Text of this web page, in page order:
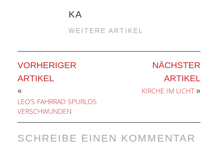
KA
WEITERE ARTIKEL
VORHERIGER
ARTIKEL
«
LEO’S FAHRRAD SPURLOS
VERSCHWUNDEN
NÄCHSTER
ARTIKEL
KIRCHE IM LICHT»
SCHREIBE EINEN KOMMENTAR